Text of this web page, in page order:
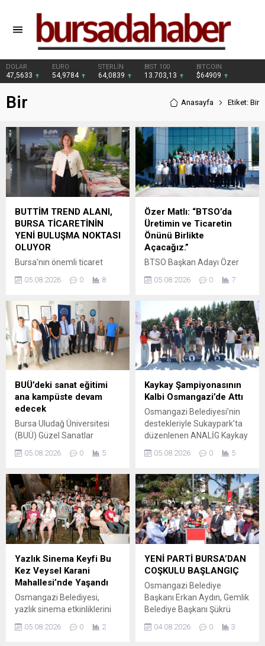
DOLAR
47,5633
EURO
54,9784
STERLİN
64,0839
BIST 100
13.703,13
BITCOIN
$64909
Bir Anasayfa Etiket: Bir
BUTTİM TREND ALANI,
BURSA TİCARETİNİN
YENİ BULUŞMA NOKTASI
OLUYOR
Bursa’nın önemli ticaret
Trend Alanları projesinin ilk
ziyaretçilerin beğenisine
sunuldu. Projenin
tamamlanmasıyla birlikte
tüm BUTTİM üreticilerinin
en trend ürünlerinin tek
alanda buluşturulması
hedefleniyor. Bursa’nın
önemli ticaret
merkezlerinden BUTTİM’de,
buluşma noktası olacak yeni
bir proje hayata geçirildi.
Trend Alanları ile BUTTİM’de
firmaların...
05.08.2026 0 8
Özer Matlı: “BTSO’da
Üretimin ve Ticaretin
Önünü Birlikte
Açacağız.”
BTSO Başkan Adayı Özer
Karma OSB, HOSAB,
ÇASİAD’ı ziyaret ederek
sanayicilerle bir araya geldi.
Üretim tesislerinde
incelemelerde bulunan
Matlı, “60 bin üyemizin
ürettiği ve ticaretini yaptığı
her değer Bursa için
kıymetlidir. Her bölgenin ve
sektörün ihtiyacına göre
çalışan bir BTSO anlayışını...
05.08.2026 0 7
BUÜ’deki sanat eğitimi
ana kampüste devam
edecek
Bursa Uludağ Üniversitesi
(BUÜ) Güzel Sanatlar
ve sanat faaliyetlerini
ilçesindeki binasından,
üniversitenin ana kampüsü
olan Görükle Yerleşkesine
taşındı. Taşınma işleminin
tamamlanmasının ardından
BUÜ Rektörü Prof. Dr.
Ferudun Yılmaz, Rektör
Yardımcıları Prof. Dr. İrfan
Kırıştıoğlu ve Prof. Dr.
Zekeriyya Arı, Genel
Sekreter Mehmet Aydemir
ve...
05.08.2026 0 5
Kaykay Şampiyonasının
Kalbi Osmangazi’de Attı
Osmangazi Belediyesi’nin
destekleriyle Sukaypark’ta
düzenlenen ANALİG Kaykay
boyunca heyecan ve
sahne oldu. Final
performanslarının ardından
dereceye giren sporculara
kupa ve madalyaları takdim
edildi. Bursa’nın önemli spor
tesislerinden Sukaypark,
kaykay sporunun genç
yıldızlarını ağırladı. Gençlik
ve Spor Bakanlığı Spor
Hizmetleri Genel
Müdürlüğü’nün 2026 yılı...
05.08.2026 0 5
Yazlık Sinema Keyfi Bu
Kez Veysel Karani
Mahallesi’nde Yaşandı
Osmangazi Belediyesi,
yazlık sinema etkinliklerini
taşımaya devam ediyor.
05.08.2026 0 2
YENİ PARTİ BURSA’DAN
COŞKULU BAŞLANGIÇ
Osmangazi Belediye
Başkanı Erkan Aydın, Gemlik
Belediye Başkanı Şükrü
Başkanı Şadi Özdemir,
04.08.2026 0 3